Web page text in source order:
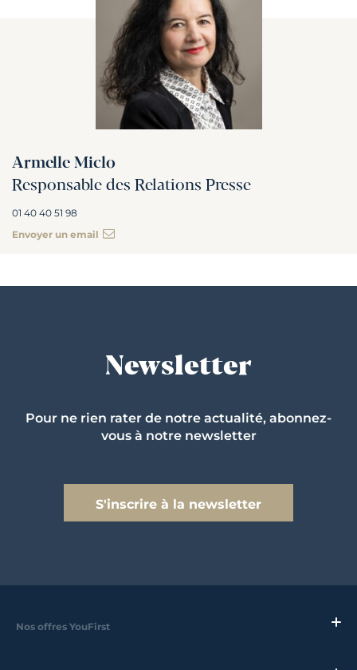
Armelle Miclo
Responsable des Relations Presse
01 40 40 51 98
Envoyer un email
Newsletter
Pour ne rien rater de notre actualité, abonnez-
vous à notre newsletter
S'inscrire à la newsletter
Nos offres YouFirst